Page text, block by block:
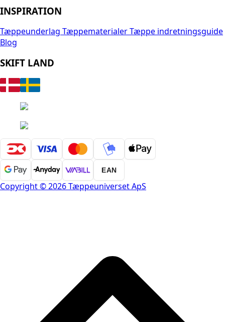
INSPIRATION
Tæppeunderlag TæppematerialerTæppe indretningsguide
Blog
SKIFT LAND
EAN
Copyright © 2026 Tæppeuniverset ApS